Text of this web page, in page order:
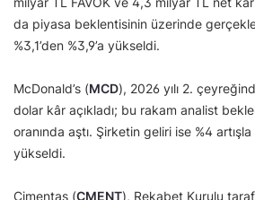
da piyasa beklentisinin üzerinde
%3,1’den %3,9’a yükseldi.
McDonald’s (MCD), 2026 yılı 2.
dolar kâr açıkladı; bu rakam analist
oranında aştı. Şirketin geliri ise %4
yükseldi.
Çimentaş (CMENT), Rekabet Kurulu